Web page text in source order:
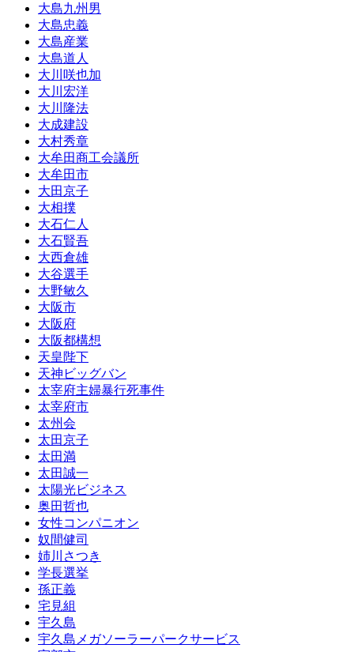
大島九州男
大島忠義
大島産業
大島道人
大川咲也加
大川宏洋
大川隆法
大成建設
大村秀章
大牟田商工会議所
大牟田市
大田京子
大相撲
大石仁人
大石賢吾
大西倉雄
大谷選手
大野敏久
大阪市
大阪府
大阪都構想
天皇陛下
天神ビッグバン
太宰府主婦暴行死事件
太宰府市
太州会
太田京子
太田満
太田誠一
太陽光ビジネス
奥田哲也
女性コンパニオン
奴間健司
姉川さつき
学長選挙
孫正義
宅見組
宇久島
宇久島メガソーラーパークサービス